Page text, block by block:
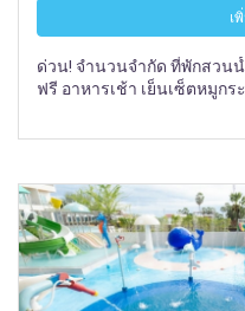
เ
ด่วน! จำนวนจำกัด ที่พักสวน
ฟรี อาหารเช้า เย็นเซ็ตหมูกร